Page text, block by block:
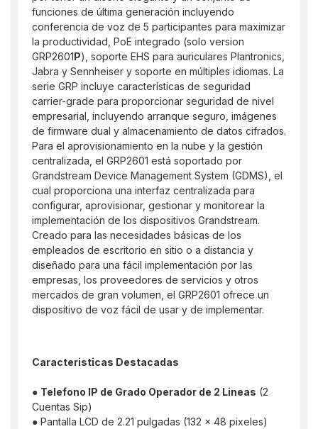
funciones de última generación incluyendo
conferencia de voz de 5 participantes para maximizar
la productividad, PoE integrado (solo version
GRP2601P), soporte EHS para auriculares Plantronics,
Jabra y Sennheiser y soporte en múltiples idiomas. La
serie GRP incluye características de seguridad
carrier-grade para proporcionar seguridad de nivel
empresarial, incluyendo arranque seguro, imágenes
de firmware dual y almacenamiento de datos cifrados.
Para el aprovisionamiento en la nube y la gestión
centralizada, el GRP2601 está soportado por
Grandstream Device Management System (GDMS), el
cual proporciona una interfaz centralizada para
configurar, aprovisionar, gestionar y monitorear la
implementación de los dispositivos Grandstream.
Creado para las necesidades básicas de los
empleados de escritorio en sitio o a distancia y
diseñado para una fácil implementación por las
empresas, los proveedores de servicios y otros
mercados de gran volumen, el GRP2601 ofrece un
dispositivo de voz fácil de usar y de implementar.
Caracteristicas Destacadas
● Telefono IP de Grado Operador de 2 Lineas (2
Cuentas Sip)
● Pantalla LCD de 2.21 pulgadas (132 x 48 pixeles)